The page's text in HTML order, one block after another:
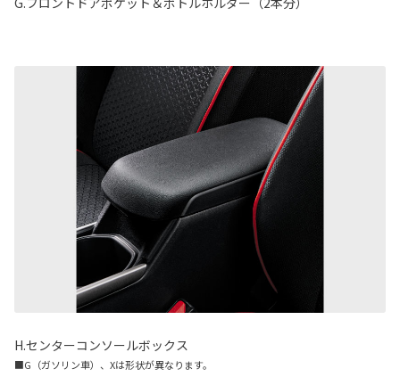
H.センターコンソールボックス
■G（ガソリン車）、Xは形状が異なります。